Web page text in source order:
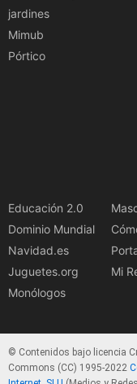
jardines
Mimub
Pórtico
Educación 2.0
Dominio Mundial
Navidad.es
Juguetes.org
Monólogos
Mi
© Contenidos bajo licencia
Commons (CC) 1995-2022